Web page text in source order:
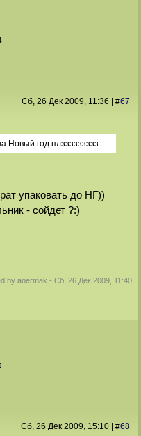
Сб, 26 Дек 2009, 11:36 #67
Новый год плззззззззз
упаковать до НГ))
- сойдет ?:)
byanermak -Сб, 26 Дек 2009, 11:40
Сб, 26 Дек 2009, 15:10| #68